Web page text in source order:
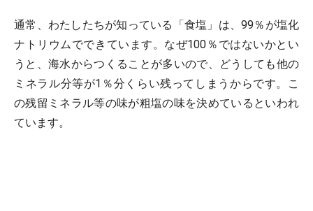
通常、わたしたちが知っている「食塩」は、99％が塩化
ナトリウムでできています。なぜ100％ではないかとい
うと、海水からつくることが多いので、どうしても他の
ミネラル分等が1％分くらい残ってしまうからです。こ
の残留ミネラル等の味が粗塩の味を決めているといわれ
ています。